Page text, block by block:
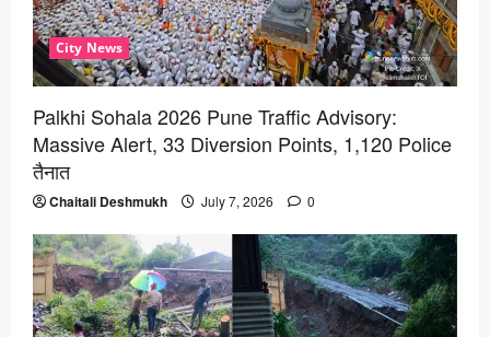
City News
Palkhi Sohala 2026 Pune Traffic Advisory:
Massive Alert, 33 Diversion Points, 1,120 Police
तैनात
Chaitali Deshmukh July 7, 2026 0